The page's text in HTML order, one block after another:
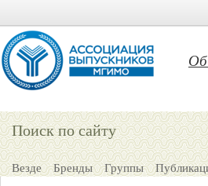
Поиск по сайту
Везде Бренды Группы